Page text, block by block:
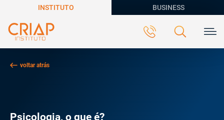
INSTITUTO BUSINESS
voltar atrás
Psicologia, o que é?